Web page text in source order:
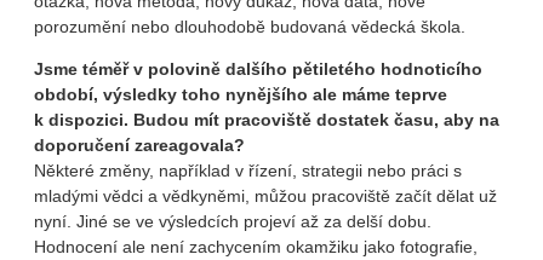
porozumění nebo dlouhodobě budovaná vědecká škola.
Jsme téměř v polovině dalšího pětiletého hodnoticího
období, výsledky toho nynějšího ale máme teprve
k dispozici. Budou mít pracoviště dostatek času, aby na
doporučení zareagovala?
Některé změny, například v řízení, strategii nebo práci s
mladými vědci a vědkyněmi, můžou pracoviště začít dělat už
nyní. Jiné se ve výsledcích projeví až za delší dobu.
Hodnocení ale není zachycením okamžiku jako fotografie,